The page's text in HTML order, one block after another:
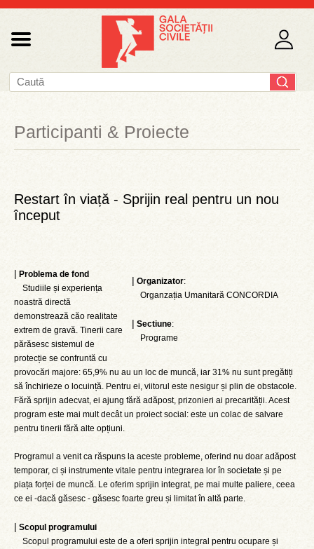
Participanti & Proiecte
Restart în viață - Sprijin real pentru un nou
început
| Organizator:
Organzația Umanitară CONCORDIA
| Sectiune:
Programe
| Problema de fond
Studiile și experiența
noastră directă
demonstrează căo realitate
extrem de gravă. Tinerii care
părăsesc sistemul de
protecție se confruntă cu
provocări majore: 65,9% nu au un loc de muncă, iar 31% nu sunt pregătiți
să închirieze o locuință. Pentru ei, viitorul este nesigur și plin de obstacole.
Fără sprijin adecvat, ei ajung fără adăpost, prizonieri ai precarității. Acest
program este mai mult decât un proiect social: este un colac de salvare
pentru tinerii fără alte opțiuni.
Programul a venit ca răspuns la aceste probleme, oferind nu doar adăpost
temporar, ci și instrumente vitale pentru integrarea lor în societate și pe
piața forței de muncă. Le oferim sprijin integrat, pe mai multe paliere, ceea
ce ei -dacă găsesc - găsesc foarte greu și limitat în altă parte.
| Scopul programului
Scopul programului este de a oferi sprijin integral pentru ocupare și